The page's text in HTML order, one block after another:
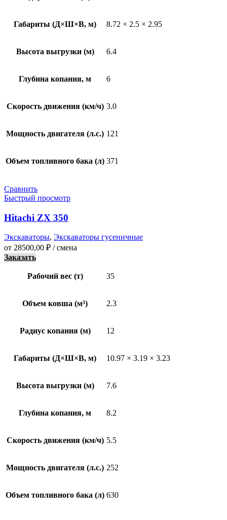
Габариты (Д×Ш×В, м) 8.72 × 2.5 × 2.95
Высота выгрузки (м) 6.4
Глубина копания, м 6
Скорость движения (км/ч) 3.0
Мощность двигателя (л.с.) 121
Объем топливного бака (л) 371
Сравнить
Быстрый просмотр
Hitachi ZX 350
Экскаваторы, Экскаваторы гусеничные
от 28500,00 ₽ / смена
Заказать
Рабочий вес (т) 35
Объем ковша (м³) 2.3
Радиус копания (м) 12
Габариты (Д×Ш×В, м) 10.97 × 3.19 × 3.23
Высота выгрузки (м) 7.6
Глубина копания, м 8.2
Скорость движения (км/ч) 5.5
Мощность двигателя (л.с.) 252
Объем топливного бака (л) 630